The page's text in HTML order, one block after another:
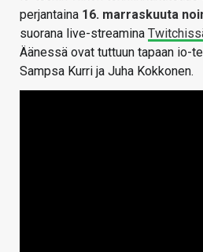
perjantaina 16. marraskuuta
suorana live-streamina
Äänessä ovat tuttuun tapaan io-
Sampsa Kurri ja Juha Kokkonen.